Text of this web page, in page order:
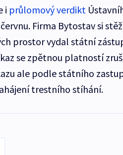
i průlomový verdikt
Firma Bytostav si
prostor vydal státní
se zpětnou platností
ale podle státního
trestního stíhání.